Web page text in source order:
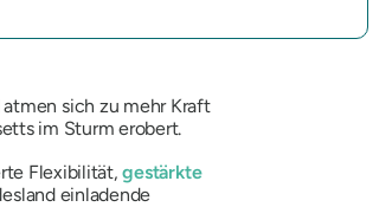
sich zu mehr Kraft
im Sturm erobert.
Flexibilität,gestärkte
einladende